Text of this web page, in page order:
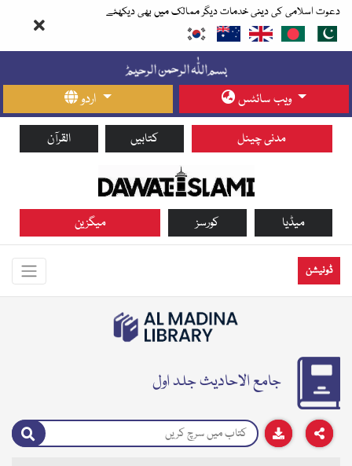
دعوت اسلامی کی دینی خدمات دیگر ممالک میں بھی دیکھئے
اردو ویب سائٹس
القرآن کتابیں مدنی چینل
میگزین کورسز میڈیا
ڈونیشن
جامع الاحادیث جلد اول